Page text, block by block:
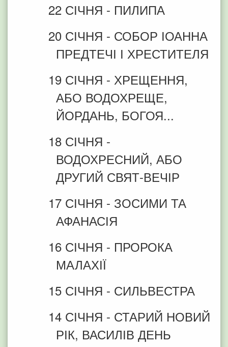
22 СІЧНЯ - ПИЛИПА
20 СІЧНЯ - СОБОР ІОАННА
ПРЕДТЕЧІ І ХРЕСТИТЕЛЯ
19 СІЧНЯ - ХРЕЩЕННЯ,
АБО ВОДОХРЕЩЕ,
ЙОРДАНЬ, БОГОЯ...
18 СІЧНЯ -
ВОДОХРЕСНИЙ, АБО
ДРУГИЙ СВЯТ-ВЕЧІР
17 СІЧНЯ - ЗОСИМИ ТА
АФАНАСІЯ
16 СІЧНЯ - ПРОРОКА
МАЛАХІЇ
15 СІЧНЯ - СИЛЬВЕСТРА
14 СІЧНЯ - СТАРИЙ НОВИЙ
РІК, ВАСИЛІВ ДЕНЬ